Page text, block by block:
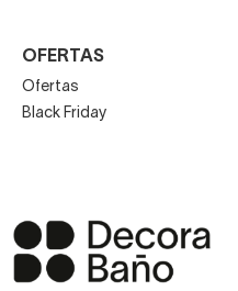
OFERTAS
Ofertas
Black Friday